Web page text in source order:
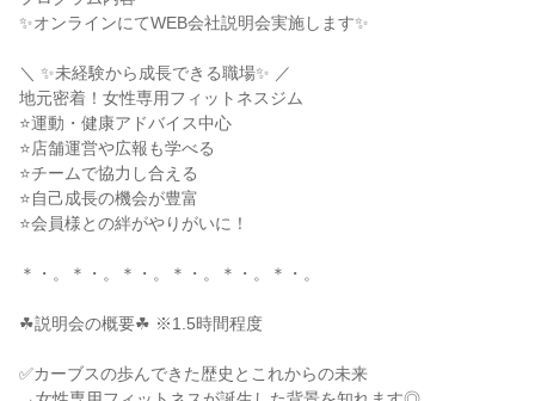
✨オンラインにてWEB会社説明会実施します✨
＼ ✨未経験から成長できる職場✨ ／
地元密着！女性専用フィットネスジム
⭐運動・健康アドバイス中心
⭐店舗運営や広報も学べる
⭐チームで協力し合える
⭐自己成長の機会が豊富
⭐会員様との絆がやりがいに！
＊・。＊・。＊・。＊・。＊・。＊・。
☘説明会の概要☘ ※1.5時間程度
✅カーブスの歩んできた歴史とこれからの未来